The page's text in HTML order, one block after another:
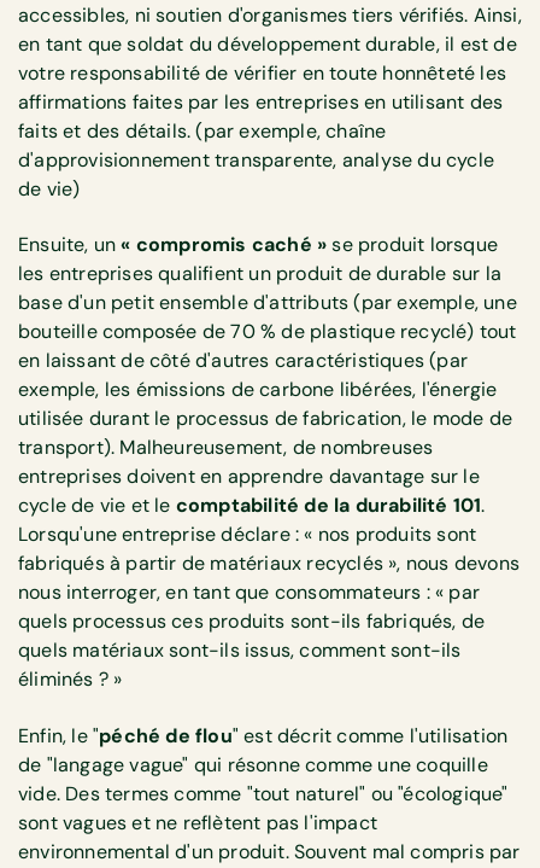
accessibles, ni soutien d'organismes tiers vérifiés. Ainsi,
en tant que soldat du développement durable, il est de
votre responsabilité de vérifier en toute honnêteté les
affirmations faites par les entreprises en utilisant des
faits et des détails. (par exemple, chaîne
d'approvisionnement transparente, analyse du cycle
de vie)
Ensuite, un« compromis caché »se produit lorsque
les entreprises qualifient un produit de durable sur la
base d'un petit ensemble d'attributs (par exemple, une
bouteille composée de 70 % de plastique recyclé) tout
en laissant de côté d'autres caractéristiques (par
exemple, les émissions de carbone libérées, l'énergie
utilisée durant le processus de fabrication, le mode de
transport). Malheureusement, de nombreuses
entreprises doivent en apprendre davantage sur le
cycle de vie et le comptabilité de la durabilité 101.
Lorsqu'une entreprise déclare : « nos produits sont
fabriqués à partir de matériaux recyclés », nous devons
nous interroger, en tant que consommateurs : « par
quels processus ces produits sont-ils fabriqués, de
quels matériaux sont-ils issus, comment sont-ils
éliminés ? »
Enfin, le "péché de flou" est décrit comme l'utilisation
de "langage vague" qui résonne comme une coquille
vide. Des termes comme "tout naturel" ou "écologique"
sont vagues et ne reflètent pas l'impact
environnemental d'un produit. Souvent mal compris par